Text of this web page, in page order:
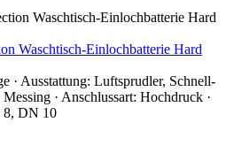
Waschtisch-Einlochbatterie Hard
· Ausstattung: Luftsprudler, Schnell-
· Anschlussart: Hochdruck ·
8, DN 10